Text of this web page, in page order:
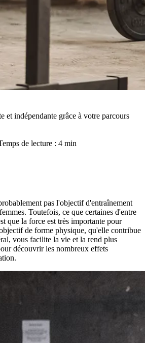
et indépendante grâce à votre parcours
de lecture : 4 min
pas l'objectif d'entraînement
Toutefois, ce que certaines d'entre
que la force est très importante pour
de forme physique, qu'elle contribue
vous facilite la vie et la rend plus
découvrir les nombreux effets